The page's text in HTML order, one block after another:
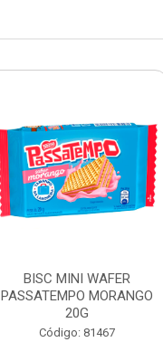
BISC MINI WAFER
PASSATEMPO MORANGO
20G
Código: 81467